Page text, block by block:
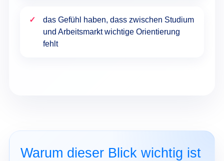
das Gefühl haben, dass zwischen Studium
und Arbeitsmarkt wichtige Orientierung
fehlt
Warum dieser Blick wichtig ist